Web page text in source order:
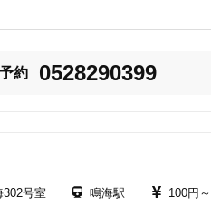
約 0528290399
号室 鳴海駅 100円～